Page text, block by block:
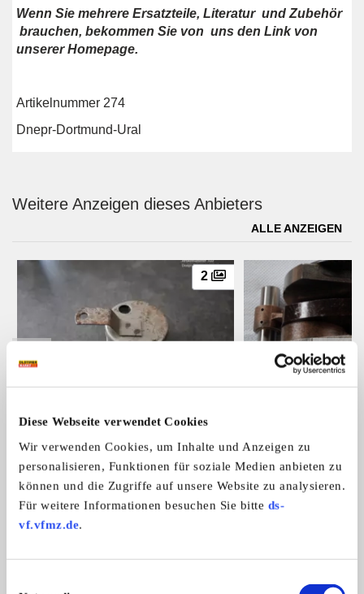
Diese Webseite verwendet Cookies
Wir verwenden Cookies, um Inhalte und Anzeigen zu
personalisieren, Funktionen für soziale Medien anbieten zu
können und die Zugriffe auf unsere Website zu analysieren.
Für weitere Informationen besuchen Sie bitte ds-
vf.vfmz.de.
Wenn Sie mehrere Ersatzteile, Literatur und Zubehör
brauchen, bekommen Sie von uns den Link von
unserer Homepage.
Artikelnummer 274
Dnepr-Dortmund-Ural
Weitere Anzeigen dieses Anbieters
ALLE ANZEIGEN
2
Hier könnt Ihr das Ölpumpesieb für D
...
9,- €
...
Das könnte Sie auch interessieren